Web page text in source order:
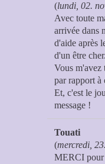
(lundi, 02.
Avec toute
arrivée dans
d'aide après
d'un être cher.
Vous m'avez
par rapport à
Et, c'est le
message !
Touati
(mercredi,
MERCI pour